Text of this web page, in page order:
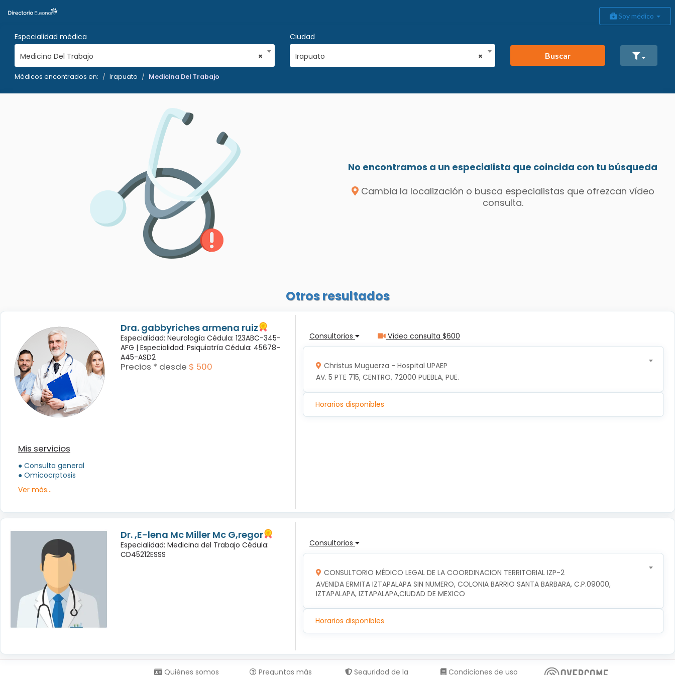
Soy médico
Especialidad médica
×
Medicina Del Trabajo
Ciudad
×
Irapuato Buscar
Médicos encontrados en: Irapuato Medicina Del Trabajo
No encontramos a un especialista que coincida con tu búsqueda
Cambia la localización o busca especialistas que ofrezcan vídeo
consulta.
Otros resultados
Dra. gabbyriches armena ruiz
Especialidad: Neurología Cédula: 123ABC-345-
AFG | Especialidad: Psiquiatría Cédula: 45678-
A45-ASD2
Precios * desde $ 500
Mis servicios
● Consulta general
● Omicocrptosis
Ver más...
Consultorios Vídeo consulta $600
Christus Muguerza - Hospital UPAEP
AV. 5 PTE 715, CENTRO, 72000 PUEBLA, PUE.
Horarios disponibles
Dr. ,E-lena Mc Miller Mc G,regor
Especialidad: Medicina del Trabajo Cédula:
CD45212ESSS
Consultorios
CONSULTORIO MÉDICO LEGAL DE LA COORDINACION TERRITORIAL IZP-2
AVENIDA ERMITA IZTAPALAPA SIN NUMERO, COLONIA BARRIO SANTA BARBARA, C.P.09000,
IZTAPALAPA, IZTAPALAPA,CIUDAD DE MEXICO
Horarios disponibles
Quiénes somos Preguntas más Seguridad de la Condiciones de uso